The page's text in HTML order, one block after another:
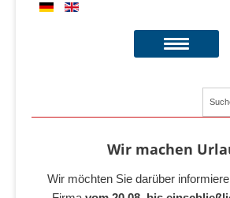
Wir machen
Wir möchten Sie darüber